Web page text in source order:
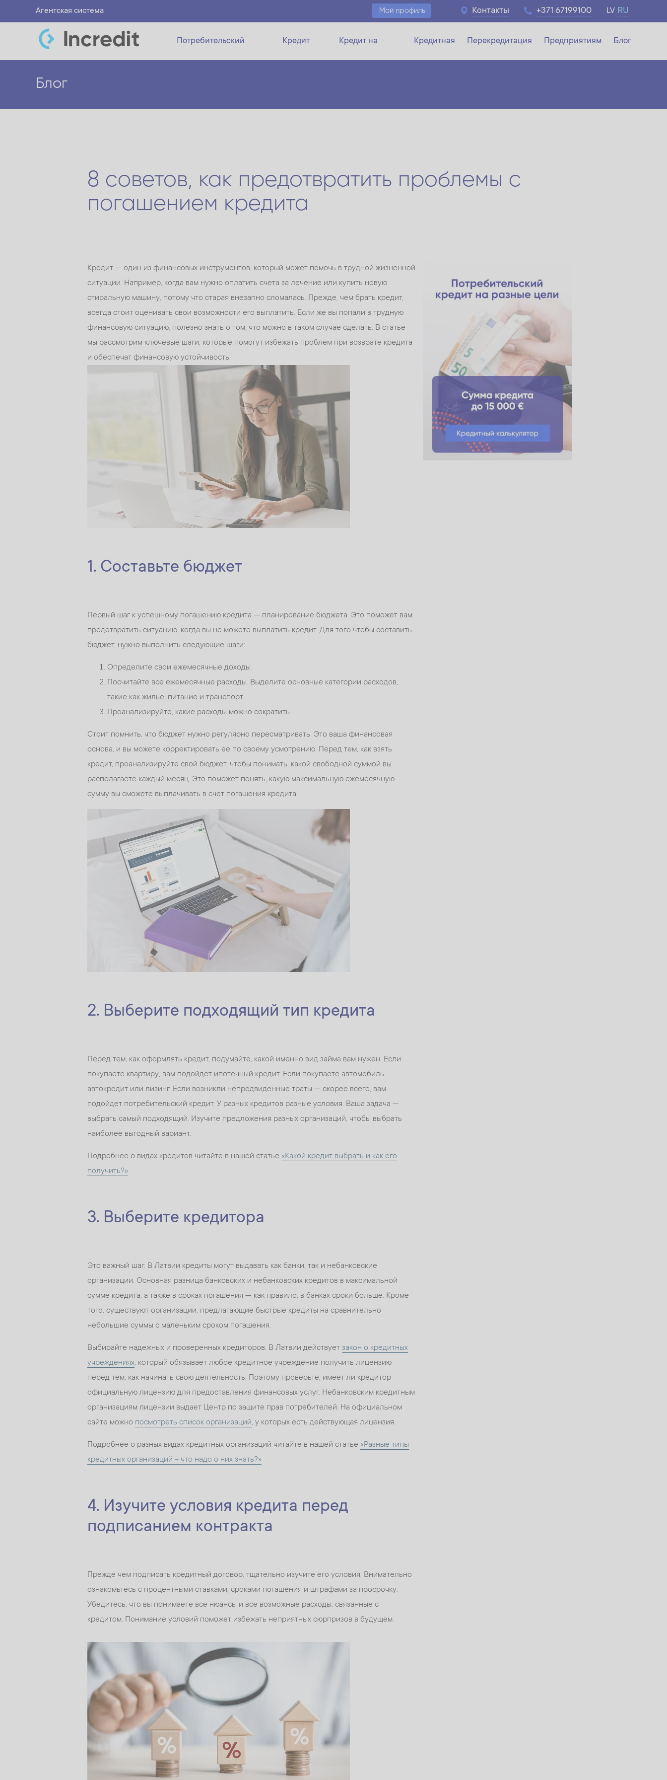
Агентская система Мой профиль Контакты +371 67199100 RU
LV
Потребительский Кредит Кредит на Кредитная Перекредитация Предприятиям Блог
Блог
8 советов, как предотвратить проблемы с
погашением кредита
Кредит — один из финансовых инструментов, который может помочь в трудной жизненной
ситуации. Например, когда вам нужно оплатить счета за лечение или купить новую
стиральную машину, потому что старая внезапно сломалась. Прежде, чем брать кредит,
всегда стоит оценивать свои возможности его выплатить. Если же вы попали в трудную
финансовую ситуацию, полезно знать о том, что можно в таком случае сделать. В статье
мы рассмотрим ключевые шаги, которые помогут избежать проблем при возврате кредита
и обеспечат финансовую устойчивость.
1. Составьте бюджет
Первый шаг к успешному погашению кредита — планирование бюджета. Это поможет вам
предотвратить ситуацию, когда вы не можете выплатить кредит. Для того чтобы составить
бюджет, нужно выполнить следующие шаги:
Определите свои ежемесячные доходы.
Посчитайте все ежемесячные расходы. Выделите основные категории расходов,
такие как жилье, питание и транспорт.
Проанализируйте, какие расходы можно сократить.
Стоит помнить, что бюджет нужно регулярно пересматривать. Это ваша финансовая
основа, и вы можете корректировать ее по своему усмотрению. Перед тем, как взять
кредит, проанализируйте свой бюджет, чтобы понимать, какой свободной суммой вы
располагаете каждый месяц. Это поможет понять, какую максимальную ежемесячную
сумму вы сможете выплачивать в счет погашения кредита.
2. Выберите подходящий тип кредита
Перед тем, как оформлять кредит, подумайте, какой именно вид займа вам нужен. Если
покупаете квартиру, вам подойдет ипотечный кредит. Если покупаете автомобиль —
автокредит или лизинг. Если возникли непредвиденные траты — скорее всего, вам
подойдет потребительский кредит. У разных кредитов разные условия. Ваша задача —
выбрать самый подходящий. Изучите предложения разных организаций, чтобы выбрать
наиболее выгодный вариант.
Подробнее о видах кредитов читайте в нашей статье «Какой кредит выбрать и как его
получить?»
3. Выберите кредитора
Это важный шаг. В Латвии кредиты могут выдавать как банки, так и небанковские
организации. Основная разница банковских и небанковских кредитов в максимальной
сумме кредита, а также в сроках погашения — как правило, в банках сроки больше. Кроме
того, существуют организации, предлагающие быстрые кредиты на сравнительно
небольшие суммы с маленьким сроком погашения.
Выбирайте надежных и проверенных кредиторов. В Латвии действует закон о кредитных
учреждениях, который обязывает любое кредитное учреждение получить лицензию
перед тем, как начинать свою деятельность. Поэтому проверьте, имеет ли кредитор
официальную лицензию для предоставления финансовых услуг. Небанковским кредитным
организациям лицензии выдает Центр по защите прав потребителей. На официальном
сайте можно посмотреть список организаций, у которых есть действующая лицензия.
Подробнее о разных видах кредитных организаций читайте в нашей статье «Разные типы
кредитных организаций – что надо о них знать?»
4. Изучите условия кредита перед
подписанием контракта
Прежде чем подписать кредитный договор, тщательно изучите его условия. Внимательно
ознакомьтесь с процентными ставками, сроками погашения и штрафами за просрочку.
Убедитесь, что вы понимаете все нюансы и все возможные расходы, связанные с
кредитом. Понимание условий поможет избежать неприятных сюрпризов в будущем.